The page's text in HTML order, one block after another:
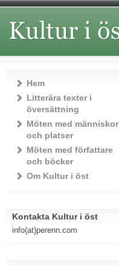
Hem
Litterära texter i
översättning
Möten med människor
och platser
Möten med författare
och böcker
Om Kultur i öst
Kontakta Kultur i öst
info(at)perenn.com